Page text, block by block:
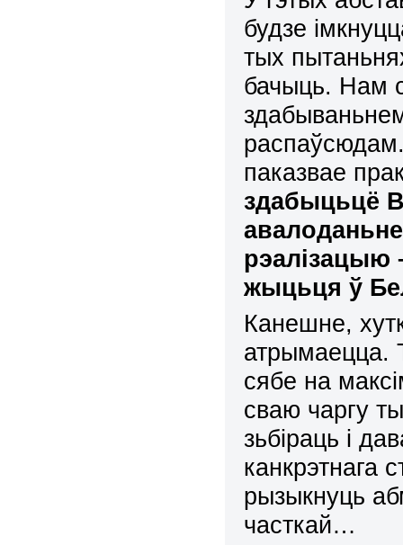
будзе
тых
бачыць. Нам
паказвае
здабыцьцё
рэалізацыю
жыцьцяў
Канешне,
атрымаецца.
сябе на
сваю чаргу
зьбіраць і
канкрэтнага
рызыкнуць
часткай…